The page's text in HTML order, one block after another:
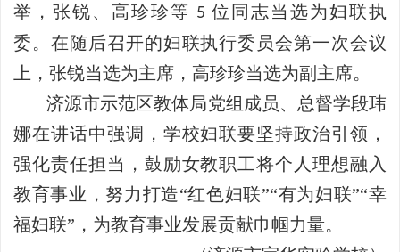
举，张锐、高珍珍等 5 位同志当选为妇联执
委。在随后召开的妇联执行委员会第一次会议
上，张锐当选为主席，高珍珍当选为副主席。
济源市示范区教体局党组成员、总督学段玮
娜在讲话中强调，学校妇联要坚持政治引领，
强化责任担当，鼓励女教职工将个人理想融入
教育事业，努力打造“红色妇联”“有为妇联”“幸
福妇联”，为教育事业发展贡献巾帼力量。